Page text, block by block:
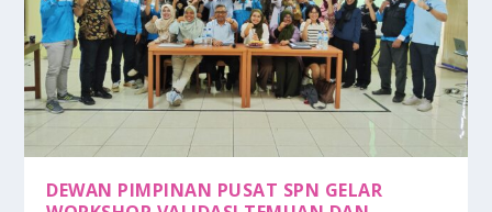
DEWAN PIMPINAN PUSAT SPN GELAR